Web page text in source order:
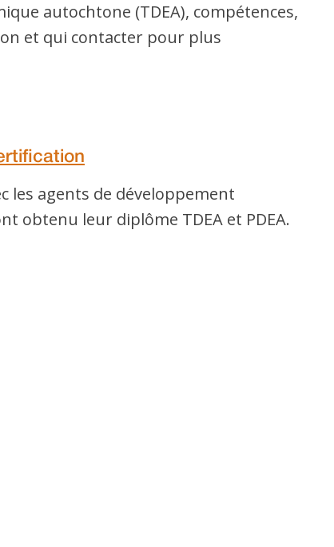
autochtone (TDEA), compétences,
et qui contacter pour plus
les agents de développement
obtenu leur diplôme TDEA et PDEA.